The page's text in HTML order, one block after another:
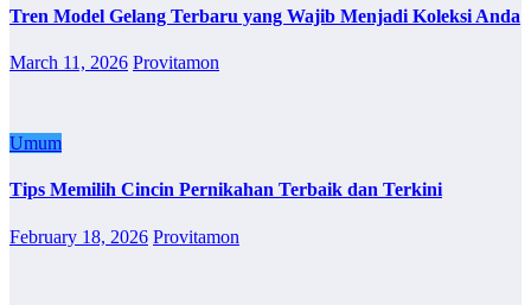
Tren Model Gelang Terbaru yang Wajib Menjadi Koleksi Anda
March 11, 2026 Provitamon
Umum
Tips Memilih Cincin Pernikahan Terbaik dan Terkini
February 18, 2026 Provitamon